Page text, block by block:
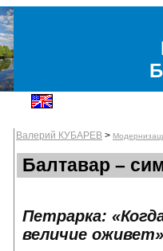
Валерий КУБАРЕВ >
Балтавар –
Петрарка:
величие оживет»